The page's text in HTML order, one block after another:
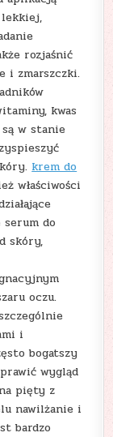
rozjaśnić
i zmarszczki.
kwas
w stanie
krem do
właściwości
do
skóry,
oczu.
i
bogatszy
wygląd
pięty z
nawilżanie i
bardzo